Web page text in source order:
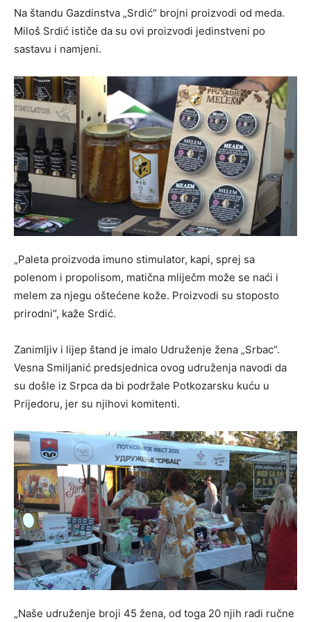
Na štandu Gazdinstva „Srdić“ brojni proizvodi od meda.
Miloš Srdić ističe da su ovi proizvodi jedinstveni po
sastavu i namjeni.
„Paleta proizvoda imuno stimulator, kapi, sprej sa
polenom i propolisom, matična mliječm može se naći i
melem za njegu oštećene kože. Proizvodi su stoposto
prirodni“, kaže Srdić.
Zanimljiv i lijep štand je imalo Udruženje žena „Srbac“.
Vesna Smiljanić predsjednica ovog udruženja navodi da
su došle iz Srpca da bi podržale Potkozarsku kuću u
Prijedoru, jer su njihovi komitenti.
„Naše udruženje broji 45 žena, od toga 20 njih radi ručne